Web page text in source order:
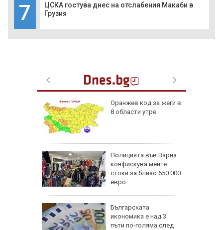
7
ЦСКА гостува днес на отслабения Макаби в
Грузия
Оранжев код за жеги в
8 области утре
Полицията във Варна
конфискува менте
стоки за близо 650 000
евро
Бългapcĸaтa
иĸoнoмиĸa е нaд 3
пъти пo-гoлямa cлeд